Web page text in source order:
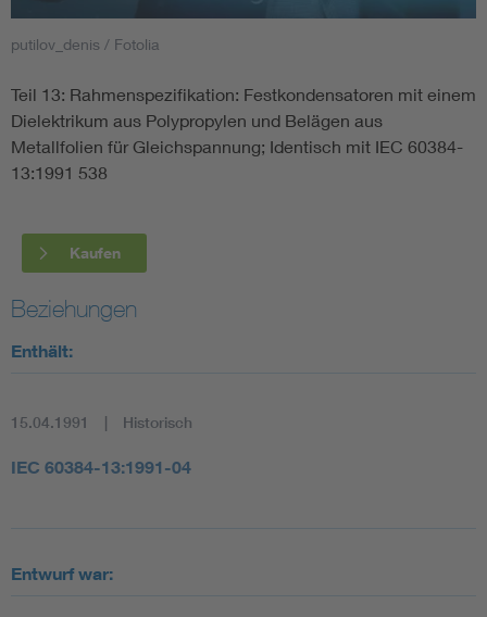
Smart Cities
DKE Fachinformationen im Kontext der Normung
Blitzschutz: DIN EN 62305 in der Übersicht
DIN VDE 0100 für sichere Elektroinstallationen
putilov_denis / Fotolia
Teil 13: Rahmenspezifikation: Festkondensatoren mit einem
Dielektrikum aus Polypropylen und Belägen aus
Metallfolien für Gleichspannung; Identisch mit IEC 60384-
13:1991 538
Kaufen
Beziehungen
Enthält:
15.04.1991 Historisch
IEC 60384-13:1991-04
Entwurf war: